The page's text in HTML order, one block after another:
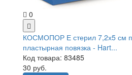
0
КОСМОПОР Е стерил 7,2х5 см
пластырная повязка - Hart...
Код товара: 83485
30 руб.